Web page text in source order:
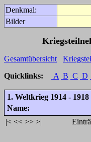
Denkmal:
Bilder
Gesamtübersicht
Quicklinks:
A B C D
1. Weltkrieg 1914 -
Name:
|< << >> >|